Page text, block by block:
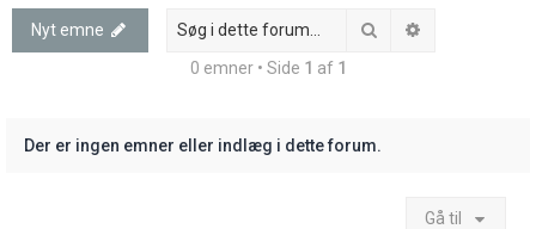
Nyt emne Søg
0 emner • Side 1 af 1
Der er ingen emner eller indlæg i dette forum.
Gå til